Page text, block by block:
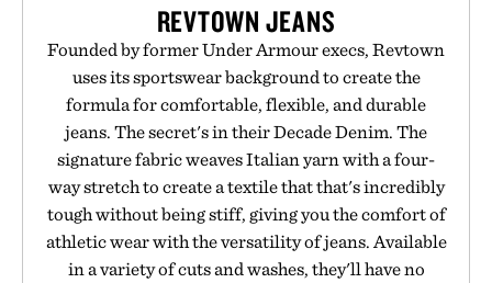
REVTOWN JEANS
Founded by former Under Armour execs, Revtown
uses its sportswear background to create the
formula for comfortable, flexible, and durable
jeans. The secret's in their Decade Denim. The
signature fabric weaves Italian yarn with a four-
way stretch to create a textile that that's incredibly
tough without being stiff, giving you the comfort of
athletic wear with the versatility of jeans. Available
in a variety of cuts and washes, they'll have no